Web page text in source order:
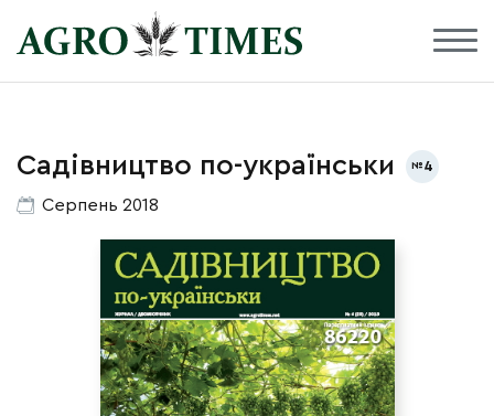
Садівництво по-українськи 4
Серпень 2018